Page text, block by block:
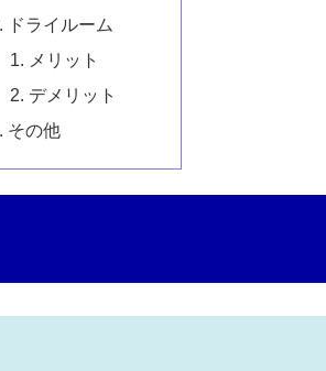
ドライルーム
メリット
デメリット
その他